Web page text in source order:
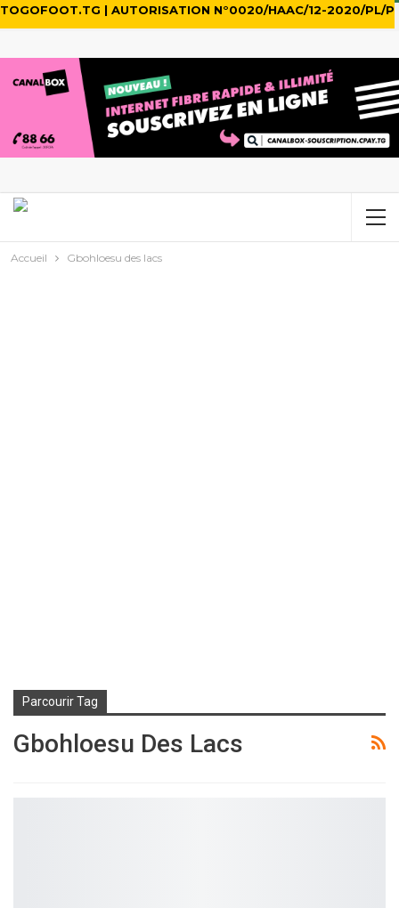
TOGOFOOT.TG | AUTORISATION N°0020/HAAC/12-2020/PL/P
Accueil Gbohloesu des lacs
Parcourir Tag
Gbohloesu Des Lacs